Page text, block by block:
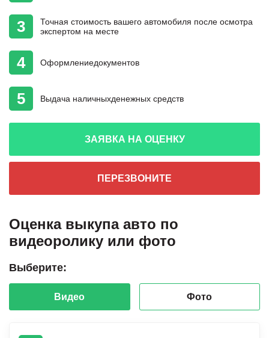
3 Точная стоимость вашего автомобиля после осмотра
экспертом на месте
4 Оформлениедокументов
5 Выдача наличныхденежных средств
ЗАЯВКА НА ОЦЕНКУ
ПЕРЕЗВОНИТЕ
Оценка выкупа авто по
видеоролику или фото
Выберите:
Видео Фото